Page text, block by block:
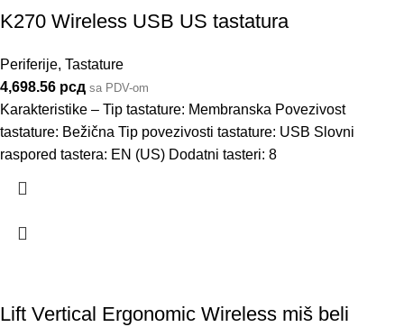
K270 Wireless USB US tastatura
Periferije, Tastature
4,698.56 рсд sa PDV-om
Karakteristike – Tip tastature: Membranska Povezivost
tastature: Bežična Tip povezivosti tastature: USB Slovni
raspored tastera: EN (US) Dodatni tasteri: 8
Lift Vertical Ergonomic Wireless miš beli